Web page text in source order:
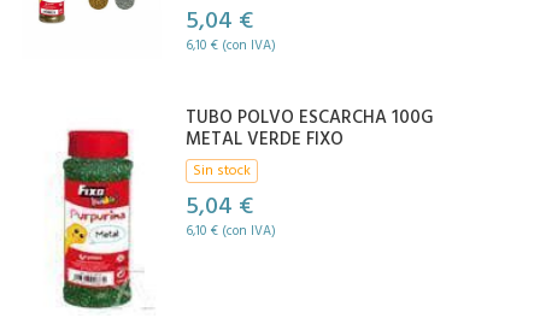
5,04 €
6,10 € (con IVA)
TUBO POLVO ESCARCHA 100G
METAL VERDE FIXO
Sin stock
5,04 €
6,10 € (con IVA)